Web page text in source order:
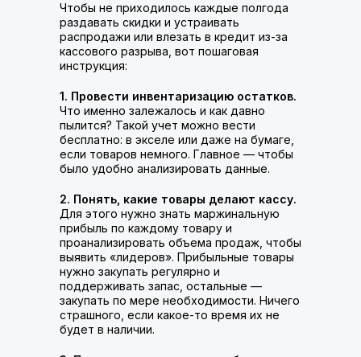
Чтобы не приходилось каждые полгода
раздавать скидки и устраивать
распродажи или влезать в кредит из-за
кассового разрыва, вот пошаговая
инструкция:
1. Провести инвентаризацию остатков.
Что именно залежалось и как давно
пылится? Такой учет можно вести
бесплатно: в экселе или даже на бумаге,
если товаров немного. Главное — чтобы
было удобно анализировать данные.
2. Понять, какие товары делают кассу.
Для этого нужно знать маржинальную
прибыль по каждому товару и
проанализировать объема продаж, чтобы
выявить «лидеров». Прибыльные товары
нужно закупать регулярно и
поддерживать запас, остальные —
закупать по мере необходимости. Ничего
страшного, если какое-то время их не
будет в наличии.